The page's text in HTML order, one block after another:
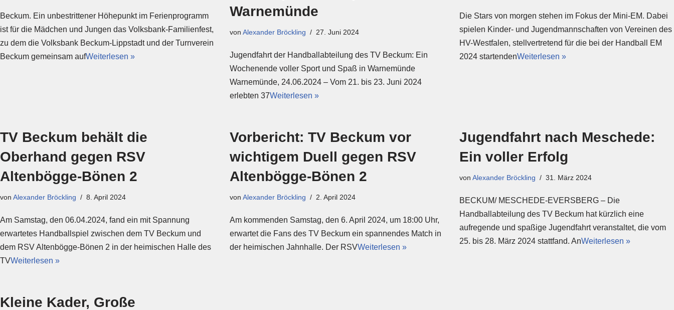
Beckum. Ein unbestrittener Höhepunkt im Ferienprogramm
ist für die Mädchen und Jungen das Volksbank-Familienfest,
zu dem die Volksbank Beckum-Lippstadt und der Turnverein
Beckum gemeinsam aufWeiterlesen »
Warnemünde
von Alexander Bröckling 27. Juni 2024
Jugendfahrt der Handballabteilung des TV Beckum: Ein
Wochenende voller Sport und Spaß in Warnemünde
Warnemünde, 24.06.2024 – Vom 21. bis 23. Juni 2024
erlebten 37Weiterlesen »
Die Stars von morgen stehen im Fokus der Mini-EM. Dabei
spielen Kinder- und Jugendmannschaften von Vereinen des
HV-Westfalen, stellvertretend für die bei der Handball EM
2024 startendenWeiterlesen »
TV Beckum behält die
Oberhand gegen RSV
Altenbögge-Bönen 2
von Alexander Bröckling 8. April 2024
Am Samstag, den 06.04.2024, fand ein mit Spannung
erwartetes Handballspiel zwischen dem TV Beckum und
dem RSV Altenbögge-Bönen 2 in der heimischen Halle des
TVWeiterlesen »
Vorbericht: TV Beckum vor
wichtigem Duell gegen RSV
Altenbögge-Bönen 2
von Alexander Bröckling 2. April 2024
Am kommenden Samstag, den 6. April 2024, um 18:00 Uhr,
erwartet die Fans des TV Beckum ein spannendes Match in
der heimischen Jahnhalle. Der RSVWeiterlesen »
Jugendfahrt nach Meschede:
Ein voller Erfolg
von Alexander Bröckling 31. März 2024
BECKUM/ MESCHEDE-EVERSBERG – Die
Handballabteilung des TV Beckum hat kürzlich eine
aufregende und spaßige Jugendfahrt veranstaltet, die vom
25. bis 28. März 2024 stattfand. AnWeiterlesen »
Kleine Kader, Große